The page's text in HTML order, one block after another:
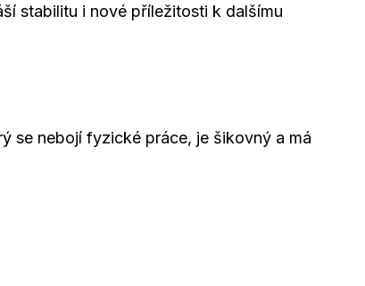
stabilitu i nové příležitosti k dalšímu
se nebojí fyzické práce, je šikovný a má